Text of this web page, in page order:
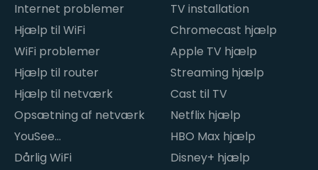
Internet problemer
Hjælp til WiFi
WiFi problemer
Hjælp til router
Hjælp til netværk
Opsætning af netværk
YouSee
internetproblemer
Dårlig WiFi
TV installation
Chromecast hjælp
Apple TV hjælp
Streaming hjælp
Cast til TV
Netflix hjælp
HBO Max hjælp
Disney+ hjælp